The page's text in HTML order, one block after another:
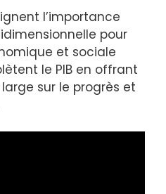
l’importance
pour
et sociale
le PIB en offrant
sur le progrès et